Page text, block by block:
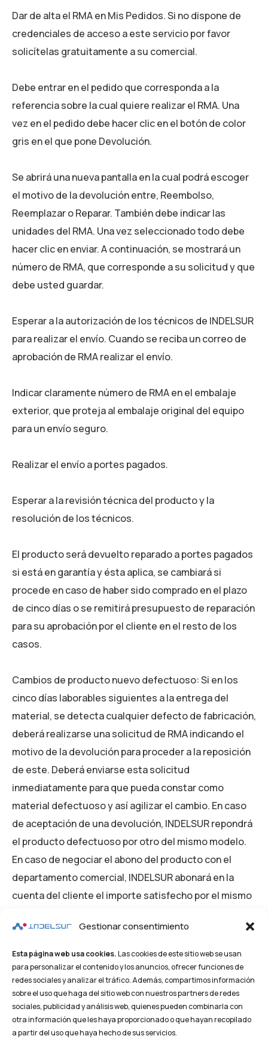
Gestionar consentimiento
Esta página web usa cookies.Las cookies de este sitio web se usan
para personalizar el contenido y los anuncios, ofrecer funciones de
redes sociales y analizar el tráfico. Además, compartimos información
sobre el uso que haga del sitio web con nuestros partners de redes
sociales, publicidad y análisis web, quienes pueden combinarla con
otra información que les haya proporcionado o que hayan recopilado
a partir del uso que haya hecho de sus servicios.
Dar de alta el RMA en Mis Pedidos. Si no dispone de
credenciales de acceso a este servicio por favor
solicítelas gratuitamente a su comercial.
Debe entrar en el pedido que corresponda a la
referencia sobre la cual quiere realizar el RMA. Una
vez en el pedido debe hacer clic en el botón de color
gris en el que pone Devolución.
Se abrirá una nueva pantalla en la cual podrá escoger
el motivo de la devolución entre, Reembolso,
Reemplazar o Reparar. También debe indicar las
unidades del RMA. Una vez seleccionado todo debe
hacer clic en enviar. A continuación, se mostrará un
número de RMA, que corresponde a su solicitud y que
debe usted guardar.
Esperar a la autorización de los técnicos de INDELSUR
para realizar el envío. Cuando se reciba un correo de
aprobación de RMA realizar el envío.
Indicar claramente número de RMA en el embalaje
exterior, que proteja al embalaje original del equipo
para un envío seguro.
Realizar el envío a portes pagados.
Esperar a la revisión técnica del producto y la
resolución de los técnicos.
El producto será devuelto reparado a portes pagados
si está en garantía y ésta aplica, se cambiará si
procede en caso de haber sido comprado en el plazo
de cinco días o se remitirá presupuesto de reparación
para su aprobación por el cliente en el resto de los
casos.
Cambios de producto nuevo defectuoso: Si en los
cinco días laborables siguientes a la entrega del
material, se detecta cualquier defecto de fabricación,
deberá realizarse una solicitud de RMA indicando el
motivo de la devolución para proceder a la reposición
de este. Deberá enviarse esta solicitud
inmediatamente para que pueda constar como
material defectuoso y así agilizar el cambio. En caso
de aceptación de una devolución, INDELSUR repondrá
el producto defectuoso por otro del mismo modelo.
En caso de negociar el abono del producto con el
departamento comercial, INDELSUR abonará en la
cuenta del cliente el importe satisfecho por el mismo
cliente existan otros cargos, el abono de producto
defectuoso se podrá usar a potestad de INDELSUR
para cancelar parte o la totalidad del importe
pendiente a crédito.
Los equipos serán devueltos con todos sus